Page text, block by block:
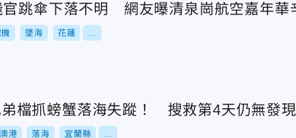
官跳傘下落不明 網友曝清泉崗航空嘉年華
墜海 花蓮
檔抓螃蟹落海失蹤！ 搜救第4天仍無發現
港 落海 宜蘭縣